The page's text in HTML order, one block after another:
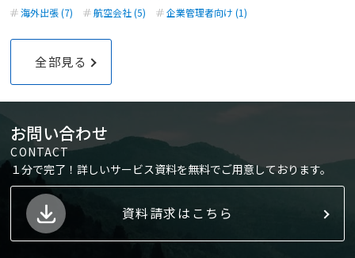
海外出張 (7)
航空会社 (5) 企業管理者向け (1)
全部見る
お問い合わせ
CONTACT
１分で完了！詳しいサービス資料を無料でご用意しております。
資料請求はこちら